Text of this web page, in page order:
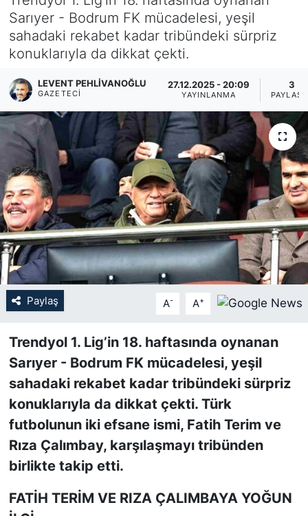
Sarıyer - Bodrum FK mücadelesi, yeşil
sahadaki rekabet kadar tribündeki sürpriz
konuklarıyla da dikkat çekti.
LEVENT PEHLIVANOĞLU
GAZETECI
27.12.2025 - 20:09
YAYINLANMA
3
Paylaş A- A+
Trendyol 1. Lig’in 18. haftasında oynanan
Sarıyer - Bodrum FK mücadelesi, yeşil
sahadaki rekabet kadar tribündeki sürpriz
konuklarıyla da dikkat çekti. Türk
futbolunun iki efsane ismi, Fatih Terim ve
Rıza Çalımbay, karşılaşmayı tribünden
birlikte takip etti.
FATİH TERİM VE RIZA ÇALIMBAYA YOĞUN
KÖŞE YAZILARI
KÖŞE YAZILARI (Arşiv)
KÜLTÜR SANAT
MAGAZİN
RÖPORTAJ
SAĞLIK
SARIYER HABERLERİ
SARIYER İMAR BARIŞI
SEKTÖR
SİYASET
SON DAKİKA HABERİ
SPOR
TEKNOLOJİ